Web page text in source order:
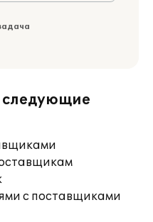
с поставщиками